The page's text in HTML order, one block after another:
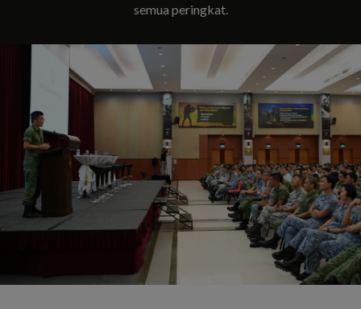
semua peringkat.